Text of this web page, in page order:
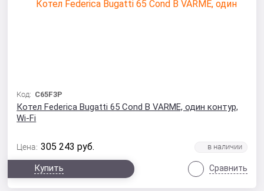
Код: C65F3P
Котел Federica Bugatti 65 Cond B VARME, один контур,
Wi-Fi
Цена: 305 243 руб.
Купить Сравнить